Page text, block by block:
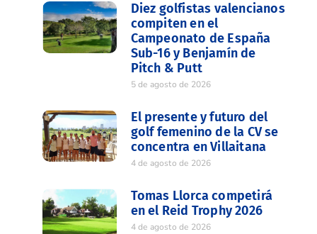
Diez golfistas valencianos
compiten en el
Campeonato de España
Sub-16 y Benjamín de
Pitch & Putt
5 de agosto de 2026
El presente y futuro del
golf femenino de la CV se
concentra en Villaitana
4 de agosto de 2026
Tomas Llorca competirá
en el Reid Trophy 2026
4 de agosto de 2026